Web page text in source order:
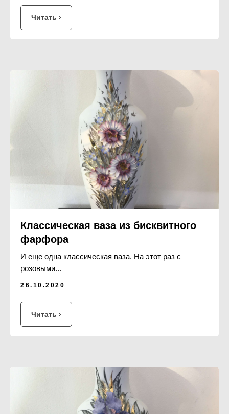
Читать ›
Классическая ваза из бисквитного
фарфора
И еще одна классическая ваза. На этот раз с
розовыми...
26.10.2020
Читать ›